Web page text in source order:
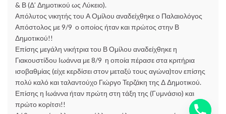
& Β (Δ’ Δημοτικού ως Λύκειο).
Απόλυτος νικητής του Α Ομίλου αναδείχθηκε ο Παλαιολόγος
Απόστολος με 9/9 ο οποίος ήταν και πρώτος στην Β
Δημοτικού!!
Επίσης μεγάλη νικήτρια του Β Ομίλου αναδείχθηκε η
Γιακουστίδου Ιωάννα με 8/9 η οποία πέρασε στα κριτήρια
ισοβαθμίας (είχε κερδίσει στον μεταξύ τους αγώνα)τον επίσης
πολύ καλό και ταλαντούχο Γιώργο Τερζάκη της Δ Δημοτικού.
Επίσης η Ιωάννα ήταν πρώτη στη τάξη της (Γυμνάσιο) και
πρώτο κορίτσι!!